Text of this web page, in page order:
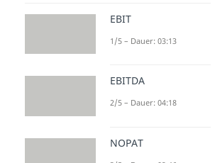
EBIT
1/5 – Dauer: 03:13
EBITDA
2/5 – Dauer: 04:18
NOPAT